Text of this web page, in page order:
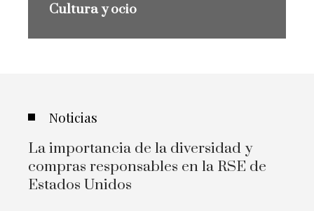
Cultura y ocio
Noticias
La importancia de la diversidad y
compras responsables en la RSE de
Estados Unidos